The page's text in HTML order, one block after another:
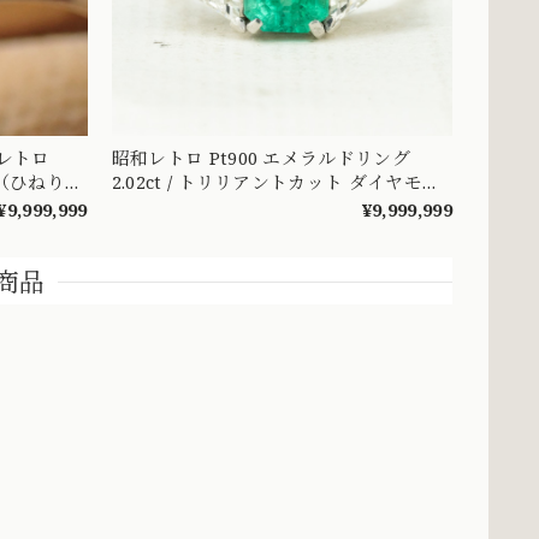
トロ
ひねり
した可
昭和レトロ Pt900 エメラルドリング
2.02ct / トリリアントカット ダイヤモン
ド 1.28ct ヴィンテージジュエリー ～顔
OKR00238
¥9,999,999
品